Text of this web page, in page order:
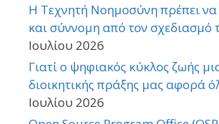
Η Τεχνητή Νοημοσύνη πρέπει να
και σύννομη από τον σχεδιασμό
Ιουλίου 2026
Γιατί ο ψηφιακός κύκλος ζωής
διοικητικής πράξης μας αφορά
Ιουλίου 2026